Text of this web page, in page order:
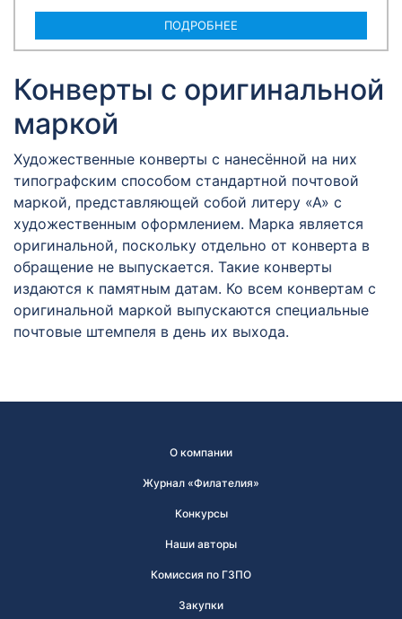
ПОДРОБНЕЕ
Конверты с оригинальной
маркой
Художественные конверты с нанесённой на них
типографским способом стандартной почтовой
маркой, представляющей собой литеру «А» с
художественным оформлением. Марка является
оригинальной, поскольку отдельно от конверта в
обращение не выпускается. Такие конверты
издаются к памятным датам. Ко всем конвертам с
оригинальной маркой выпускаются специальные
почтовые штемпеля в день их выхода.
О компании
Журнал «Филателия»
Конкурсы
Наши авторы
Комиссия по ГЗПО
Закупки